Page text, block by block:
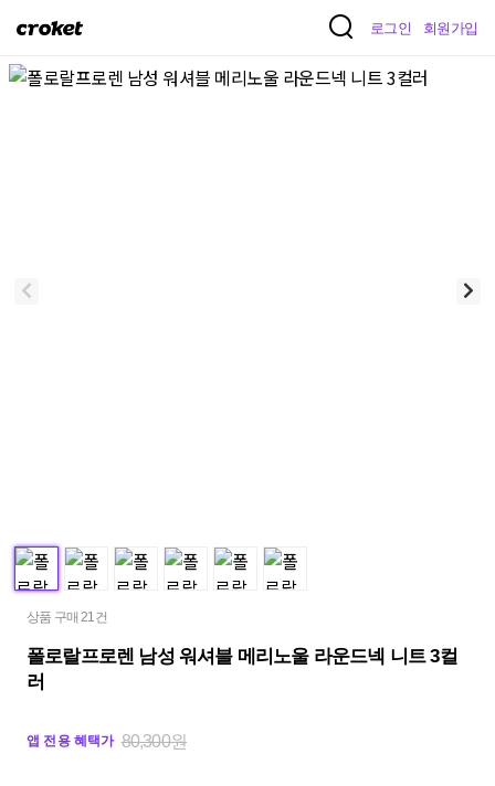
크
켓
로그인 회원가입
상품 구매 21건
폴로랄프로렌 남성 워셔블 메리노울 라운드넥 니트 3컬
러
앱 전용 혜택가 80,300원